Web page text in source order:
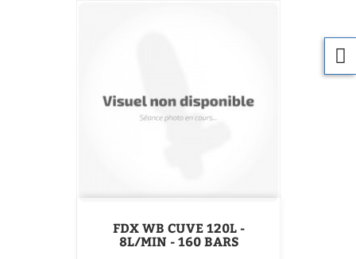
FDX WB CUVE 120L -
8L/MIN - 160 BARS